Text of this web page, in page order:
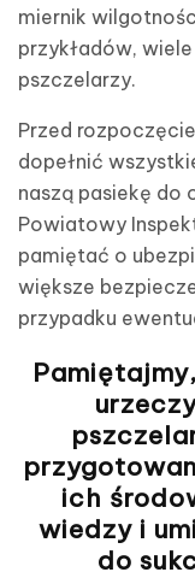
miernik
przykładów,
pszczelarzy.
Przed
dopełnić
naszą pasiekę do
Powiatowy
pamiętać o
większe
przypadku
ich
wiedzy i
do